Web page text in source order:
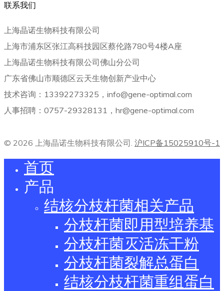
联系我们
上海晶诺生物科技有限公司
上海市浦东区张江高科技园区蔡伦路780号4楼A座
上海晶诺生物科技有限公司佛山分公司
广东省佛山市顺德区云天生物创新产业中心
技术咨询：13392273325，info@gene-optimal.com
人事招聘：0757-29328131，hr@gene-optimal.com
© 2026 上海晶诺生物科技有限公司. 沪ICP备15025910号-1
首页
产品
结核分枝杆菌相关产品
分枝杆菌即用型培养基
分枝杆菌灭活冻干粉
分枝杆菌裂解总蛋白
结核分枝杆菌重组蛋白